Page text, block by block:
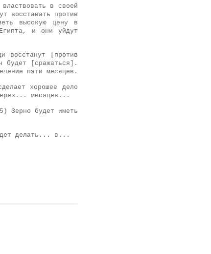
в своей
восставать против
высокую цену в
и они уйдут
восстанут [против
будет [сражаться].
пяти месяцев.
хорошее дело
месяцев...
Зерно будет иметь
делать... в...